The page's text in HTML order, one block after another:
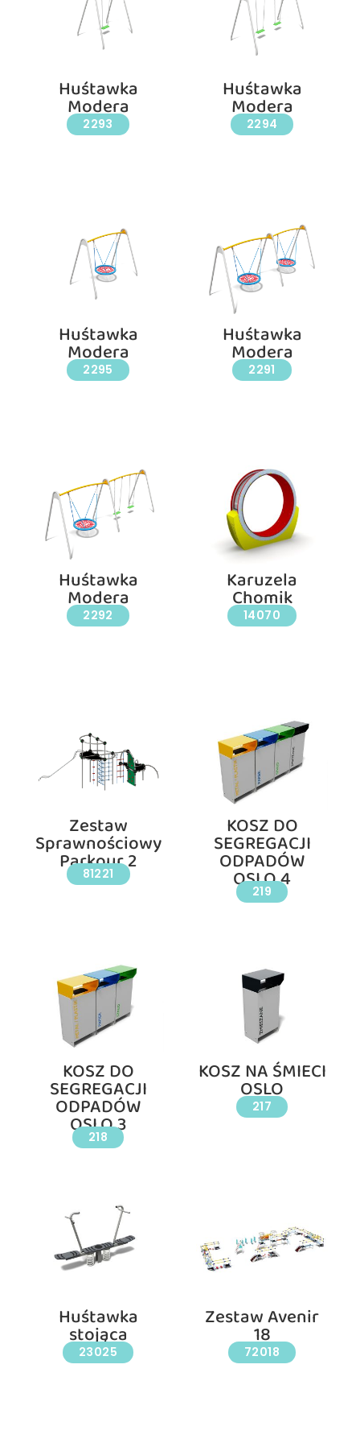
Huśtawka
Modera
2293
Huśtawka
Modera
2294
Huśtawka
Modera
2295
Huśtawka
Modera
2291
Huśtawka
Modera
2292
Karuzela
Chomik
14070
Zestaw
Sprawnościowy
Parkour 2
81221
KOSZ DO
SEGREGACJI
ODPADÓW
OSLO 4
219
KOSZ DO
SEGREGACJI
ODPADÓW
OSLO 3
218
KOSZ NA ŚMIECI
OSLO
217
Huśtawka
stojąca
23025
Zestaw Avenir
18
72018